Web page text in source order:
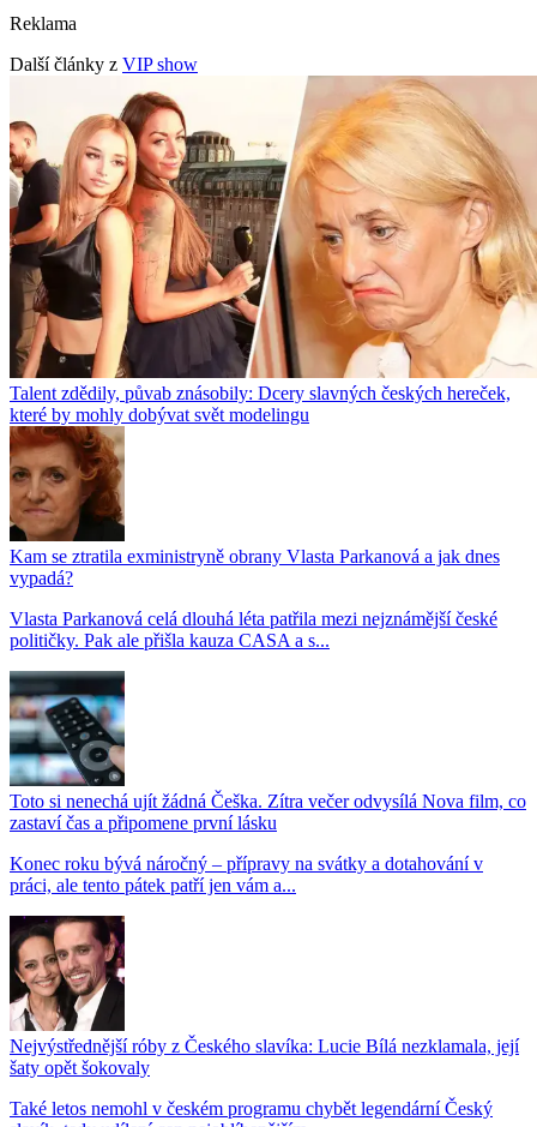
Reklama
Další články z VIP show
Talent zdědily, půvab znásobily: Dcery slavných českých hereček,
které by mohly dobývat svět modelingu
Kam se ztratila exministryně obrany Vlasta Parkanová a jak dnes
vypadá?
Vlasta Parkanová celá dlouhá léta patřila mezi nejznámější české
političky. Pak ale přišla kauza CASA a s...
Toto si nenechá ujít žádná Češka. Zítra večer odvysílá Nova film, co
zastaví čas a připomene první lásku
Konec roku bývá náročný – přípravy na svátky a dotahování v
práci, ale tento pátek patří jen vám a...
Nejvýstřednější róby z Českého slavíka: Lucie Bílá nezklamala, její
šaty opět šokovaly
Také letos nemohl v českém programu chybět legendární Český